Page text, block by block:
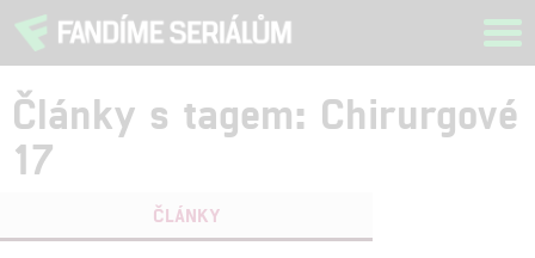
Články s tagem: Chirurgové
17
ČLÁNKY